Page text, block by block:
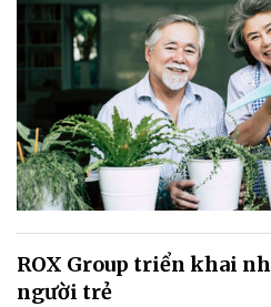
ROX Group triển khai
người trẻ